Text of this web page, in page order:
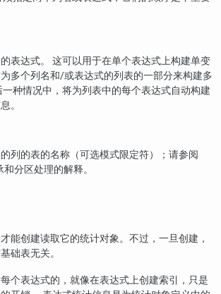
表达式。 这可以用于在单个表达式上构建单变
多个列名和/或表达式的列表的一部分来构建多
种情况中，将为列表中的每个表达式自动构建
。
列的表的名称（可选模式限定符）；请参阅
和分区处理的解释。
能创建读取它的统计对象。不过，一旦创建，
础表无关。
个表达式的，就像在表达式上创建索引，只是